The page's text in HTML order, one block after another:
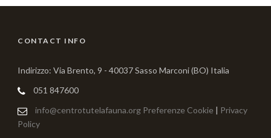
CONTACT INFO
Indirizzo: Via Brento, 9 - 40037 Sasso Marconi (BO) Italia
051 847600
info@centrotutelafauna.org Preferenze Cookie | Privacy
Policy